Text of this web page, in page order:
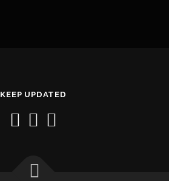
KEEP UPDATED